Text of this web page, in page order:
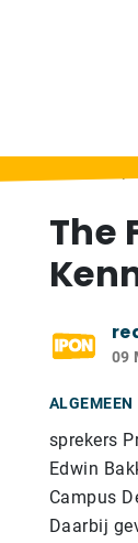
The Future of
The
09
ALGEMEEN
sprekers
Edwin
Campus
Daarbij